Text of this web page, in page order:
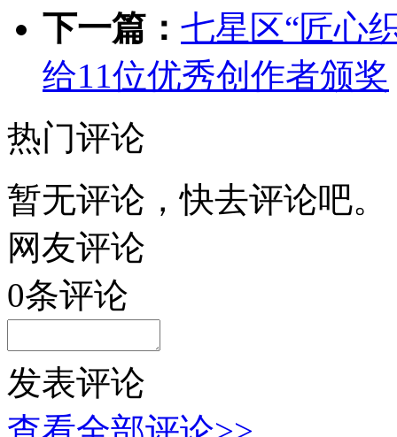
下一篇： 七星区“匠心
给11位优秀创作者颁奖
热门评论
暂无评论，快去评论吧。
网友评论
0条评论
发表评论